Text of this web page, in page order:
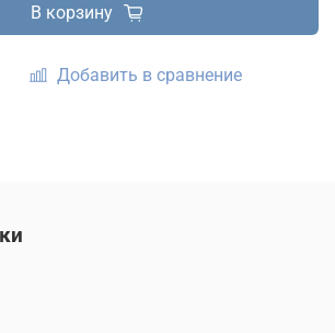
Добавить в сравнение
В корзину